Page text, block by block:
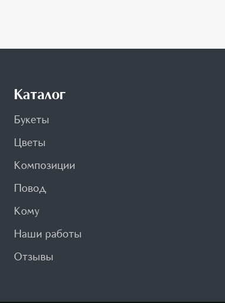
Каталог
Букеты
Цветы
Композиции
Повод
Кому
Наши работы
Отзывы